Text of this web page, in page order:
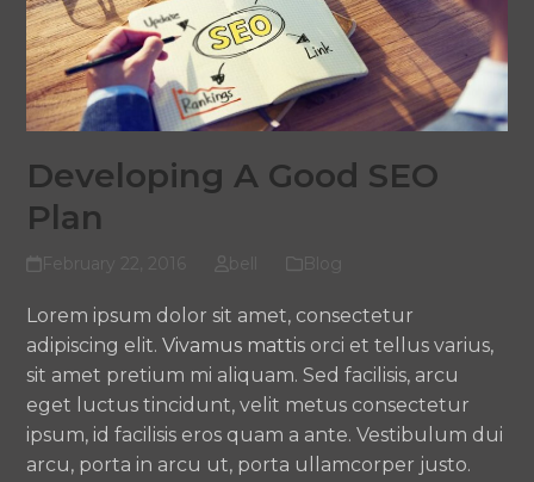
Developing A Good SEO
Plan
February 22, 2016 bell Blog
Lorem ipsum dolor sit amet, consectetur
adipiscing elit.Vivamus mattis orci et tellus varius,
sit amet pretium mi aliquam. Sed facilisis, arcu
eget luctus tincidunt, velit metus consectetur
ipsum, id facilisis eros quam a ante. Vestibulum dui
arcu, porta in arcu ut, porta ullamcorper justo.